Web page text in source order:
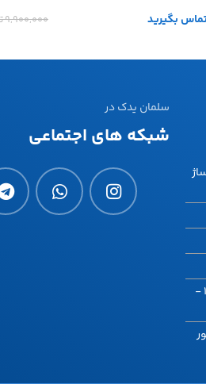
بگیرید
9,900,000
ساعت کاری: شنبه تا چهارشنبه: 10 الی 19 -
سلمان یدک در
شبکه های اجتماعی